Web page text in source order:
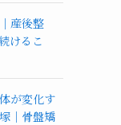
産後整
けるこ
が変化す
｜骨盤矯